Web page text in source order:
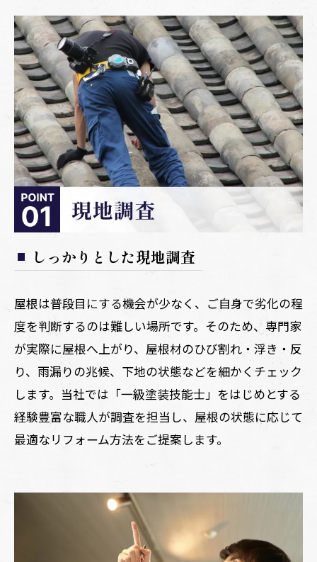
しっかりとした現地調査
屋根は普段目にする機会が少なく、ご自身で劣化の程
度を判断するのは難しい場所です。そのため、専門家
が実際に屋根へ上がり、屋根材のひび割れ・浮き・反
り、雨漏りの兆候、下地の状態などを細かくチェック
します。当社では「一級塗装技能士」をはじめとする
経験豊富な職人が調査を担当し、屋根の状態に応じて
最適なリフォーム方法をご提案します。